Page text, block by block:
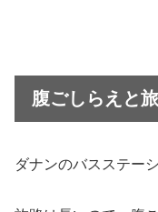
腹ごしらえと
ダナンのバスステー